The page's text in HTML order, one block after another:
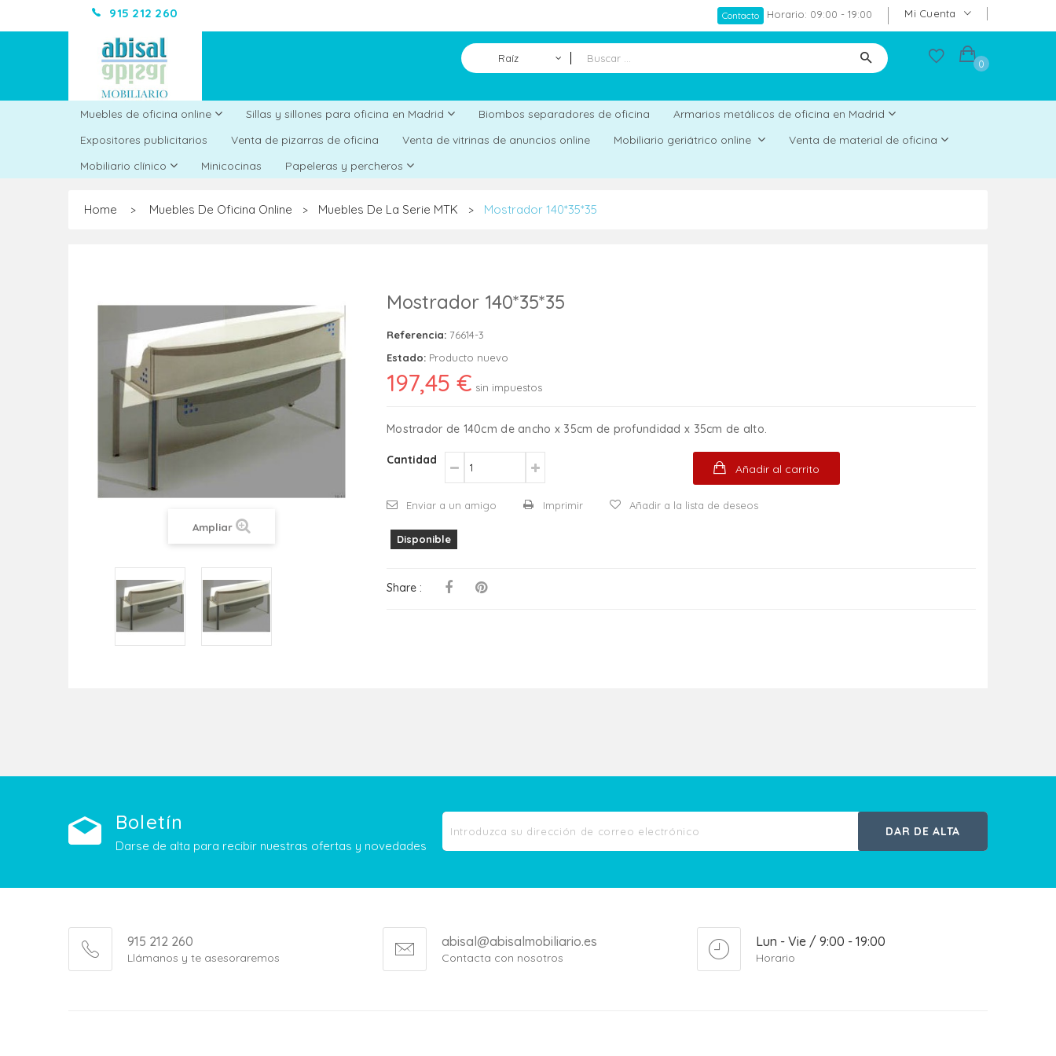
915 212 260 Mi Cuenta
Contacto Horario: 09:00 - 19:00
Raíz 0
Muebles de oficina online Sillas y sillones para oficina en Madrid Biombos separadores de oficina
Armarios metálicos de oficina en Madrid
Expositores publicitarios
Venta de pizarras de oficina Venta de vitrinas de anuncios online Mobiliario geriátrico online
Venta de material de oficina
Mobiliario clínico
Minicocinas Papeleras y percheros
Home > Muebles De Oficina Online > Muebles De La Serie MTK > Mostrador 140*35*35
Ampliar
Mostrador 140*35*35
Referencia: 76614-3
Estado: Producto nuevo
197,45 € sin impuestos
Mostrador de 140cm de ancho x 35cm de profundidad x 35cm de alto.
Cantidad
Añadir al carrito
Enviar a un amigo Imprimir Añadir a la lista de deseos
Disponible
Share :
Boletín
Darse de alta para recibir nuestras ofertas y novedades
DAR DE ALTA
915 212 260
Llámanos y te asesoraremos
abisal@abisalmobiliario.es
Contacta con nosotros
Lun - Vie / 9:00 - 19:00
Horario